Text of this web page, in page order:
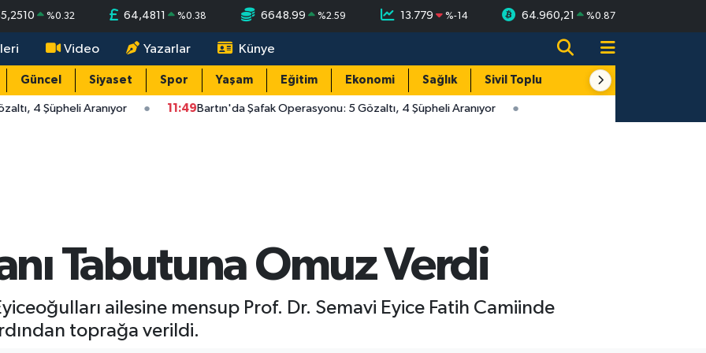
%0.32 64,4811 %0.38 6648.99 %2.59 13.779 %-14 64.960,21 %0.87
Video Yazarlar Künye
Güncel Siyaset Spor Yaşam Eğitim Ekonomi Sağlık Sivil Toplum Turizm
4 Şüpheli Aranıyor 11:49Bartın'da Şafak Operasyonu: 5 Gözaltı, 4 Şüpheli Aranıyor
Tabutuna Omuz Verdi
ailesine mensup Prof. Dr. Semavi Eyice Fatih Camiinde
toprağa verildi.